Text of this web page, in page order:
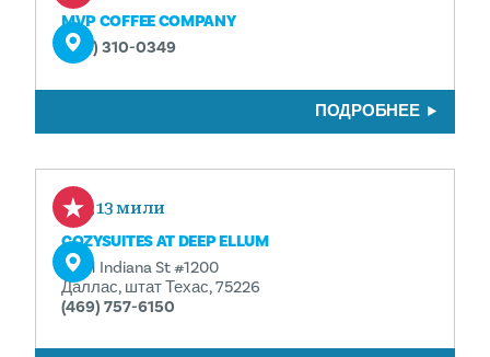
MVP COFFEE COMPANY
(214) 310-0349
ПОДРОБНЕЕ
0,13 мили
COZYSUITES AT DEEP ELLUM
2901 Indiana St #1200
Даллас, штат Техас, 75226
(469) 757-6150